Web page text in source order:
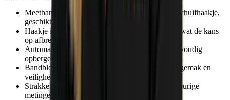
Meetband met werkelijke nulstand dankzij een schuifhaakje,
geschikt voor zowel binnen- als buitenmaten
Haakje is stevig bevestigd met drie klinknagels, wat de kans
op afbreken aanzienlijk vermindert
Automatisch oprolmechanisme voor snel en eenvoudig
opbergen
Bandblokkeerknop en broekklem voor gebruiksgemak en
veiligheid tijdens het meten
Strakke stand-out van de meetband voor nauwkeurige
metingen zonder doorzakken